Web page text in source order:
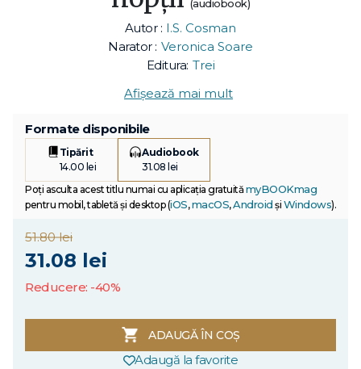
(audiobook)
Autor : I.S. Cosman
Narator : Veronica Soare
Editura: Trei
Afișează mai mult
Formate disponibile
Tipărit
14.00 lei
Audiobook
31.08 lei
Poți asculta acest titlu numai cu aplicația gratuitămyBOOKmag
pentru mobil, tabletă și desktop (iOS,macOS,Android și Windows).
51.80 lei
31.08 lei
Reducere: -40%
ADAUGĂ ÎN COȘ
Adaugă la favorite